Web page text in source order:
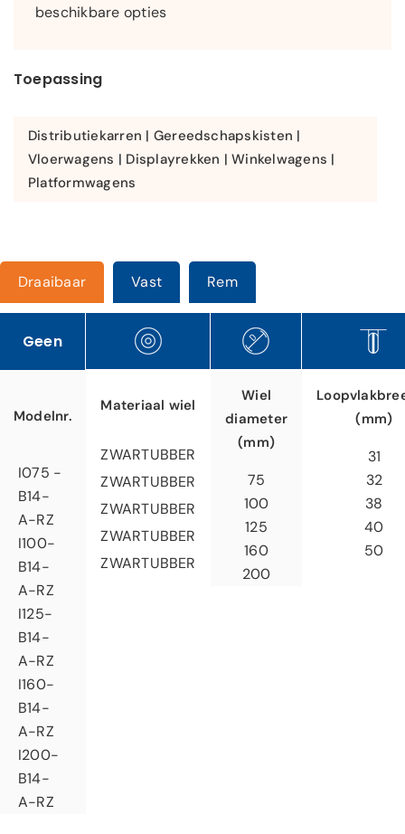
beschikbare opties
Toepassing
Distributiekarren | Gereedschapskisten |
Vloerwagens | Displayrekken | Winkelwagens |
Platformwagens
Draaibaar Vast Rem
Geen
Modelnr.
I075 -
B14-
A-RZ
I100-
B14-
A-RZ
I125-
B14-
A-RZ
I160-
B14-
A-RZ
I200-
B14-
A-RZ
Materiaal wiel
ZWARTUBBER
ZWARTUBBER
ZWARTUBBER
ZWARTUBBER
ZWARTUBBER
Wiel
diameter
(mm)
75
100
125
160
200
(mm)
31
32
38
40
50